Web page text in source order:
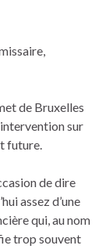
de Bruxelles
intervention sur
future.
de dire
assez d’une
qui, au nom
trop souvent